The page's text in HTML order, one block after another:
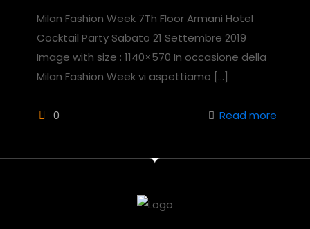
Milan Fashion Week 7Th Floor Armani Hotel
Cocktail Party Sabato 21 Settembre 2019
Image with size : 1140×570 In occasione della
Milan Fashion Week vi aspettiamo […]
0 Read more